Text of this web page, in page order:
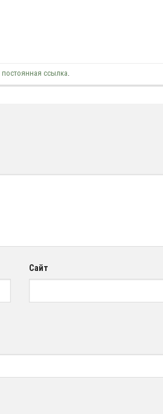
постоянная ссылка.
Сайт